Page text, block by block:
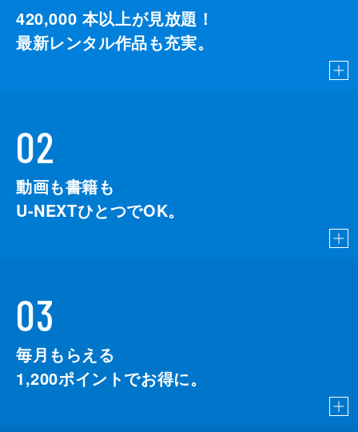
420,000 本以上が見放題！
最新レンタル作品も充実。
02
動画も書籍も
U-NEXTひとつでOK。
03
毎月もらえる
1,200ポイントでお得に。